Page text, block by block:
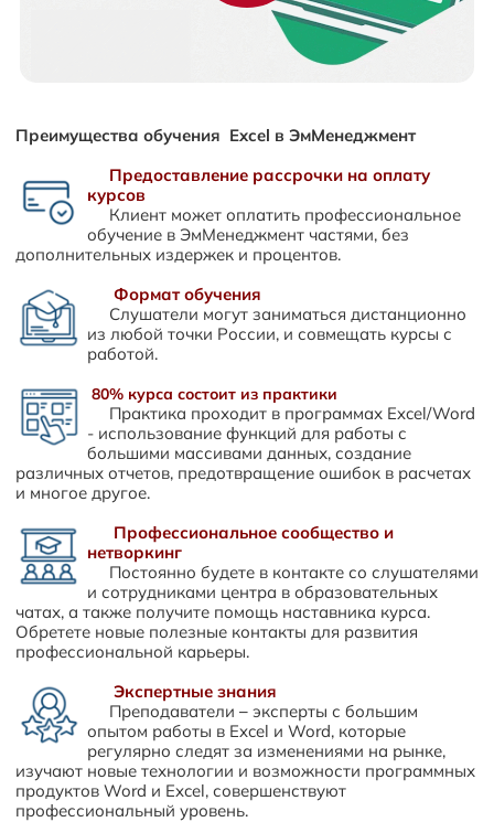
Преимущества обучения Excel в ЭмМенеджмент
Предоставление рассрочки на оплату
курсов
Клиент может оплатить профессиональное
обучение в ЭмМенеджмент частями, без
дополнительных издержек и процентов.
Формат обучения
Слушатели могут заниматься дистанционно
из любой точки России, и совмещать курсы с
работой.
80% курса состоит из практики
Практика проходит в программах Excel/Word
- использование функций для работы с
большими массивами данных, создание
различных отчетов, предотвращение ошибок в расчетах
и многое другое.
Профессиональное сообщество и
нетворкинг
Постоянно будете в контакте со слушателями
и сотрудниками центра в образовательных
чатах, а также получите помощь наставника курса.
Обретете новые полезные контакты для развития
профессиональной карьеры.
Экспертные знания
Преподаватели – эксперты с большим
опытом работы в Excel и Word, которые
регулярно следят за изменениями на рынке,
изучают новые технологии и возможности программных
продуктов Word и Excel, совершенствуют
профессиональный уровень.